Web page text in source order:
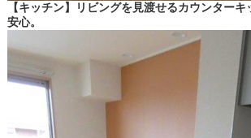
【キッチン】リビングを見渡せるカウンター
安心。